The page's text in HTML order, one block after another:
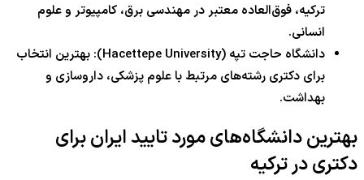
ترکیه، فوق‌العاده معتبر در مهندسی برق، کامپیوتر و علوم
انسانی.
دانشگاه حاجت تپه (Hacettepe University): بهترین انتخاب
برای دکتری رشته‌های مرتبط با علوم پزشکی، داروسازی و
بهداشت.
بهترین دانشگاه‌های مورد تایید ایران برای
دکتری در ترکیه